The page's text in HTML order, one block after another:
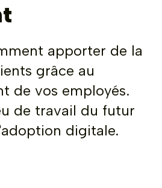
apporter de la
grâce au
de vos employés.
de travail du futur
digitale.